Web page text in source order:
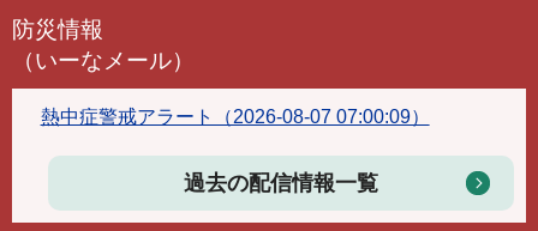
こ
防災情報
（いーなメール）
熱中症警戒アラート（2026-08-07 07:00:09）
過去の配信情報一覧